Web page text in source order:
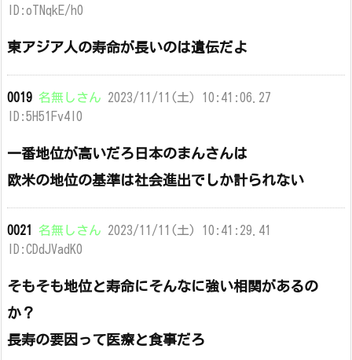
ID:oTNqkE/h0
東アジア人の寿命が長いのは遺伝だよ
0019 名無しさん 2023/11/11(土) 10:41:06.27
ID:5H51Fv4l0
一番地位が高いだろ日本のまんさんは
欧米の地位の基準は社会進出でしか計られない
0021 名無しさん 2023/11/11(土) 10:41:29.41
ID:CDdJVadK0
そもそも地位と寿命にそんなに強い相関があるの
か？
長寿の要因って医療と食事だろ